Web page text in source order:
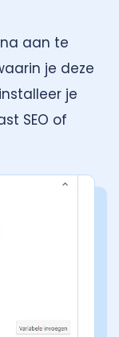
aan te
je deze
je
SEO of